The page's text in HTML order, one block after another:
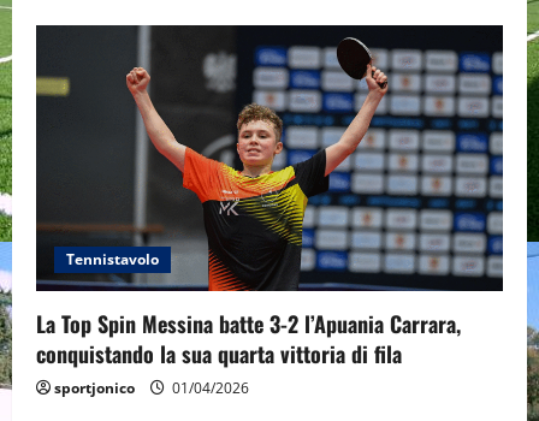
Tennistavolo
La Top Spin Messina batte 3-2 l’Apuania Carrara,
conquistando la sua quarta vittoria di fila
sportjonico 01/04/2026